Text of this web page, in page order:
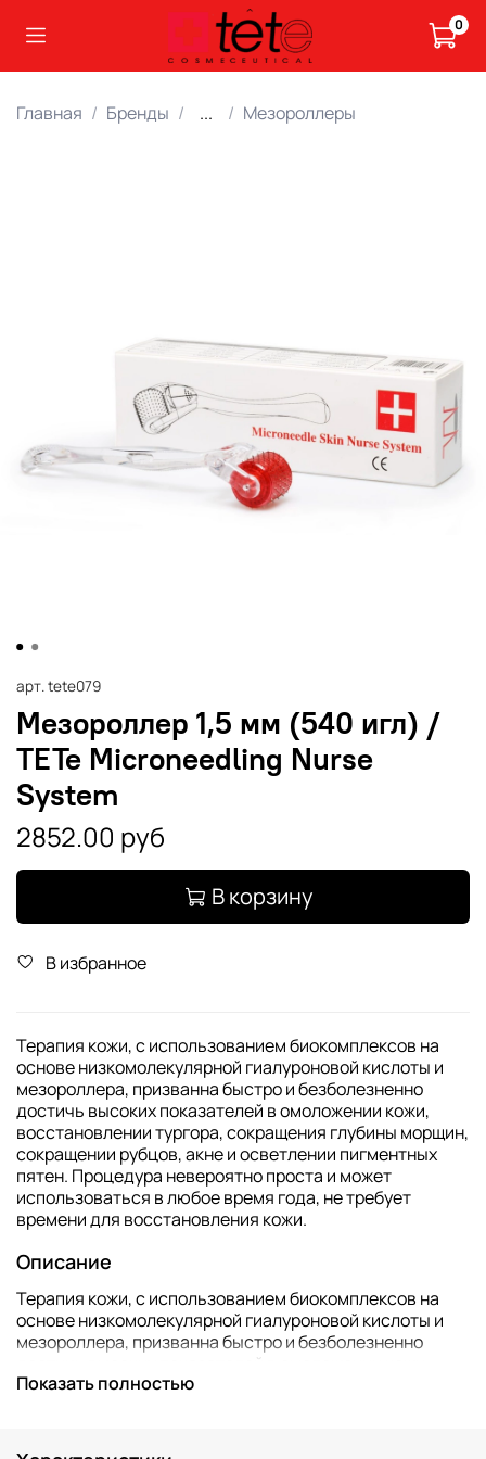
0
Главная Бренды ... Мезороллеры
арт.tete079
Мезороллер 1,5 мм (540 игл) /
TETe Microneedling Nurse
System
2852.00 руб
В корзину
В избранное
Терапия кожи, с использованием биокомплексов на
основе низкомолекулярной гиалуроновой кислоты и
мезороллера, призванна быстро и безболезненно
достичь высоких показателей в омоложении кожи,
восстановлении тургора, сокращения глубины морщин,
сокращении рубцов, акне и осветлении пигментных
пятен. Процедура невероятно проста и может
использоваться в любое время года, не требует
времени для восстановления кожи.
Описание
Терапия кожи, с использованием биокомплексов на
основе низкомолекулярной гиалуроновой кислоты и
мезороллера, призванна быстро и безболезненно
восстановлении тургора, сокращения глубины морщин,
использоваться в любое время года, не требует
Показать полностью